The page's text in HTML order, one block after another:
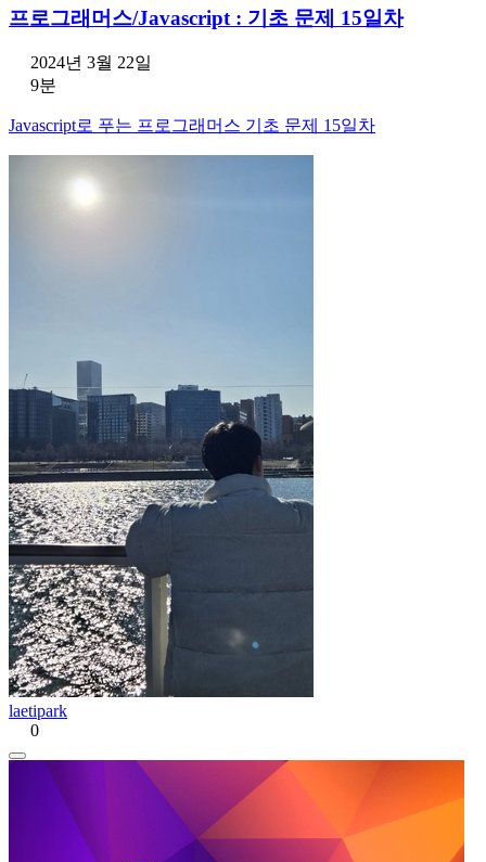
프로그래머스/Javascript : 기초 문제 15일차
2024년 3월 22일
9분
Javascript로 푸는 프로그래머스 기초 문제 15일차
laetipark
0